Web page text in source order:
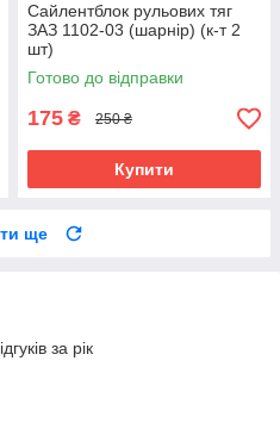
Сайлентблок рульових тяг
ЗАЗ 1102-03 (шарнір) (к-т 2
шт)
Готово до відправки
175 ₴ 250 ₴
Купити
ще
за рік